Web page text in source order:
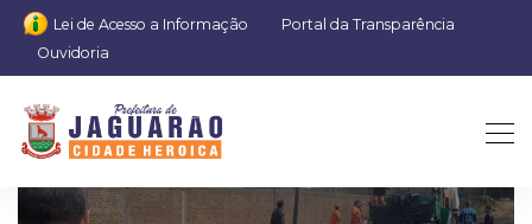
Lei de Acesso a Informação
Portal da Transparência
Ouvidoria